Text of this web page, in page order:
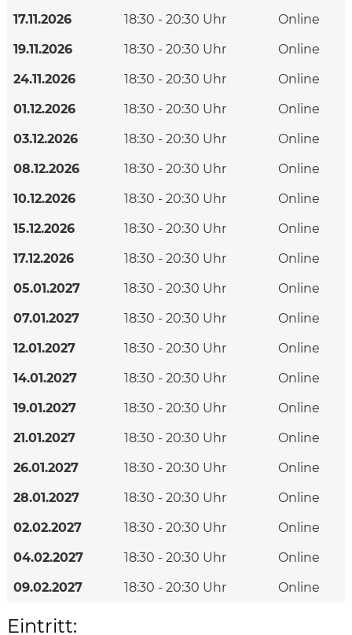
17.11.2026 18:30 - 20:30 Uhr
Online
19.11.2026
18:30 - 20:30 Uhr
Online
24.11.2026
18:30 - 20:30 Uhr
Online
01.12.2026
18:30 - 20:30 Uhr
Online
03.12.2026
18:30 - 20:30 Uhr
Online
08.12.2026
18:30 - 20:30 Uhr
Online
10.12.2026
18:30 - 20:30 Uhr
Online
15.12.2026
18:30 - 20:30 Uhr
Online
17.12.2026
18:30 - 20:30 Uhr
Online
05.01.2027
18:30 - 20:30 Uhr
Online
07.01.2027
18:30 - 20:30 Uhr
Online
12.01.2027
18:30 - 20:30 Uhr
Online
14.01.2027
18:30 - 20:30 Uhr
Online
19.01.2027
18:30 - 20:30 Uhr
Online
21.01.2027
18:30 - 20:30 Uhr
Online
26.01.2027
18:30 - 20:30 Uhr
Online
28.01.2027
18:30 - 20:30 Uhr
Online
02.02.2027
18:30 - 20:30 Uhr
Online
04.02.2027
18:30 - 20:30 Uhr
Online
09.02.2027
18:30 - 20:30 Uhr Online
Eintritt: